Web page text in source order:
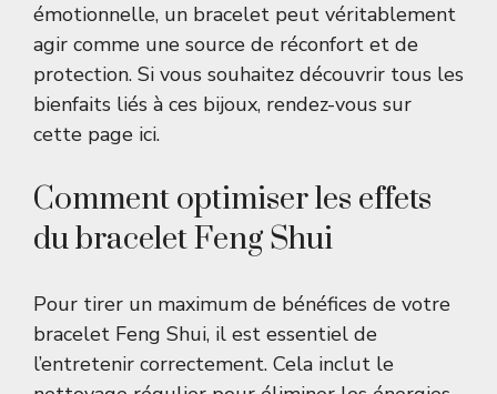
émotionnelle, un bracelet peut véritablement
agir comme une source de réconfort et de
protection. Si vous souhaitez découvrir tous les
bienfaits liés à ces bijoux, rendez-vous sur
cette page ici.
Comment optimiser les effets
du bracelet Feng Shui
Pour tirer un maximum de bénéfices de votre
bracelet Feng Shui, il est essentiel de
l’entretenir correctement. Cela inclut le